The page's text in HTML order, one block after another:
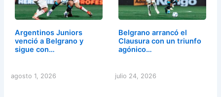
Argentinos Juniors
venció a Belgrano y
sigue con…
agosto 1, 2026
Belgrano arrancó el
Clausura con un triunfo
agónico…
julio 24, 2026